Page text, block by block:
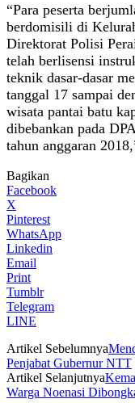
“Para peserta
berdomisili di
Direktorat Polisi
telah berlisensi
teknik dasar-dasar
tanggal 17 sampai
wisata pantai batu
dibebankan pada
tahun anggaran
Bagikan
Facebook
X
Pinterest
WhatsApp
Linkedin
Email
Print
Tumblr
Telegram
LINE
Artikel Sebelumnya
Penjabat Gubernur NTT
Artikel Selanjutnya
Warga Noenasi